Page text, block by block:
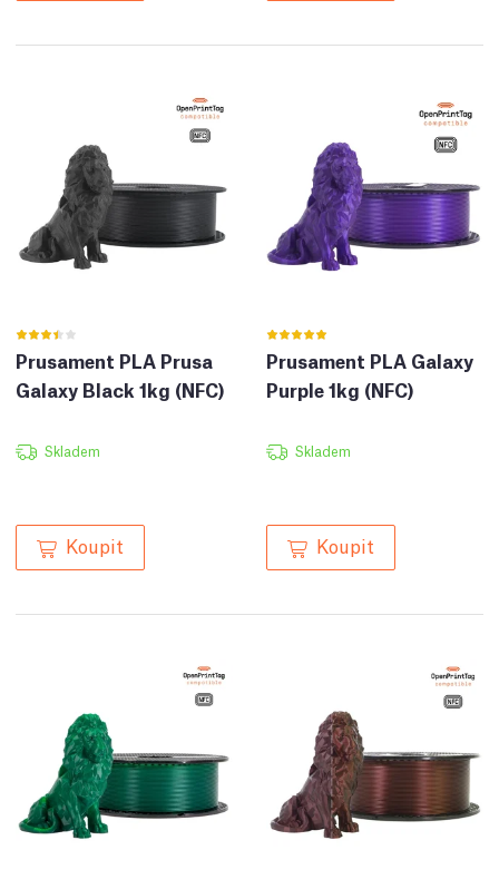
Prusament PLA Prusa
Galaxy Black 1kg (NFC)
Skladem
Koupit
Prusament PLA Galaxy
Purple 1kg (NFC)
Skladem
Koupit